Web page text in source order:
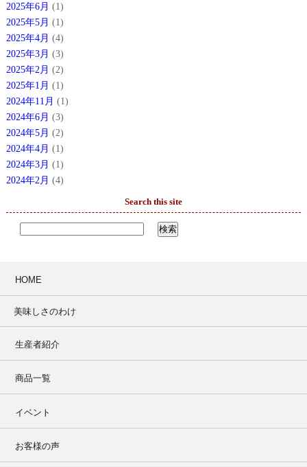
2025年6月 (1)
2025年5月 (1)
2025年4月 (4)
2025年3月 (3)
2025年2月 (2)
2025年1月 (1)
2024年11月 (1)
2024年6月 (3)
2024年5月 (2)
2024年4月 (1)
2024年3月 (1)
2024年2月 (4)
Search this site
HOME
美味しさのわけ
生産者紹介
商品一覧
イベント
お客様の声